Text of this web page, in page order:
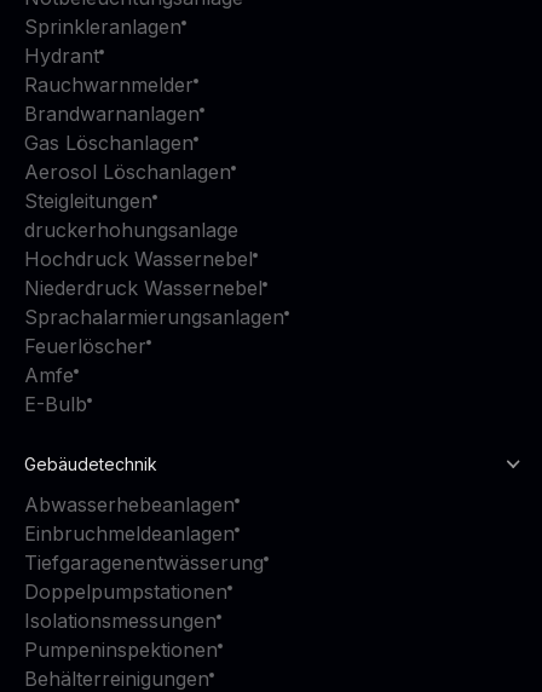
Sprinkleranlagen
Hydrant
Rauchwarnmelder
Brandwarnanlagen
Gas Löschanlagen
Aerosol Löschanlagen
Steigleitungen
druckerhohungsanlage
Hochdruck Wassernebel
Niederdruck Wassernebel
Sprachalarmierungsanlagen
Feuerlöscher
Amfe
E-Bulb
Gebäudetechnik
Abwasserhebeanlagen
Einbruchmeldeanlagen
Tiefgaragenentwässerung
Doppelpumpstationen
Isolationsmessungen
Pumpeninspektionen
Behälterreinigungen